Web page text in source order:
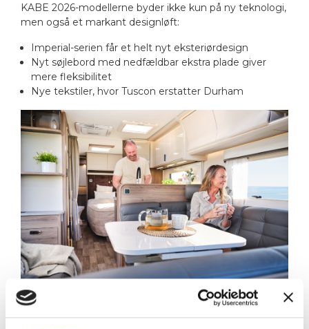
KABE 2026-modellerne byder ikke kun på ny teknologi,
men også et markant designløft:
Imperial-serien får et helt nyt eksteriørdesign
Nyt søjlebord med nedfældbar ekstra plade giver
mere fleksibilitet
Nye tekstiler, hvor Tuscon erstatter Durham